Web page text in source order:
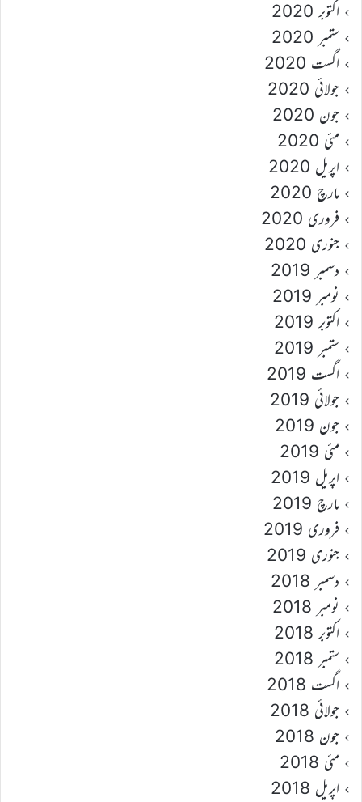
اکتوبر 2020
ستمبر 2020
اگست 2020
جولائی 2020
جون 2020
مئی 2020
اپریل 2020
مارچ 2020
فروری 2020
جنوری 2020
دسمبر 2019
نومبر 2019
اکتوبر 2019
ستمبر 2019
اگست 2019
جولائی 2019
جون 2019
مئی 2019
اپریل 2019
مارچ 2019
فروری 2019
جنوری 2019
دسمبر 2018
نومبر 2018
اکتوبر 2018
ستمبر 2018
اگست 2018
جولائی 2018
جون 2018
مئی 2018
اپریل 2018